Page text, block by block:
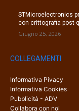
STMicroelectronics
con crittografia post-
Giugno 25, 2026
COLLEGAMENTI
Informativa Pivacy
Informativa Cookies
Pubblicità - ADV
Collabora con noi